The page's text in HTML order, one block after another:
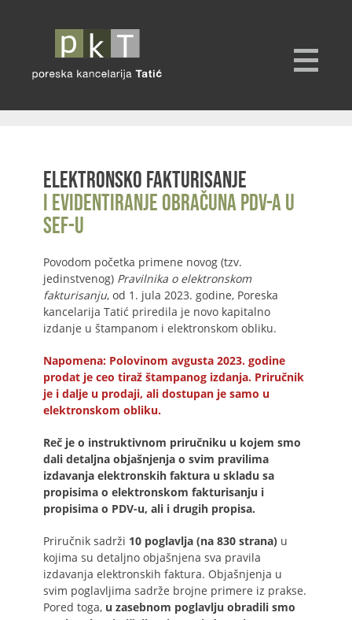
Elektronsko fakturisanje
i evidentiranje obračuna PDV-a u
SEF-u
Povodom početka primene novog (tzv.
jedinstvenog) Pravilnika o elektronskom
fakturisanju, od 1. jula 2023. godine, Poreska
kancelarija Tatić priredila je novo kapitalno
izdanje u štampanom i elektronskom obliku.
Napomena: Polovinom avgusta 2023. godine
prodat je ceo tiraž štampanog izdanja. Priručnik
je i dalje u prodaji, ali dostupan je samo u
elektronskom obliku.
Reč je o instruktivnom priručniku u kojem smo
dali detaljna objašnjenja o svim pravilima
izdavanja elektronskih faktura u skladu sa
propisima o elektronskom fakturisanju i
propisima o PDV-u, ali i drugih propisa.
Priručnik sadrži 10 poglavlja (na 830 strana) u
kojima su detaljno objašnjena sva pravila
izdavanja elektronskih faktura. Objašnjenja u
svim poglavljima sadrže brojne primere iz prakse.
Pored toga, u zasebnom poglavlju obradili smo